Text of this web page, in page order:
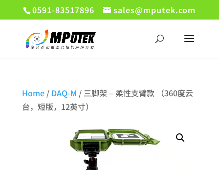
0591-83517896 sales@mputek.com
Home/ DAQ-M / 三脚架 – 柔性支臂款 （360度云
台，短版，12英寸）